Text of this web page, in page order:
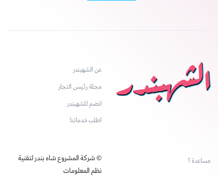
عن الشهبندر
مجلة رئيس التجار
انضم للشهبندر
اطلب خدماتنا
مساعدة ؟
© شركة المشروع شاه بندر لتقنية
نظم المعلومات